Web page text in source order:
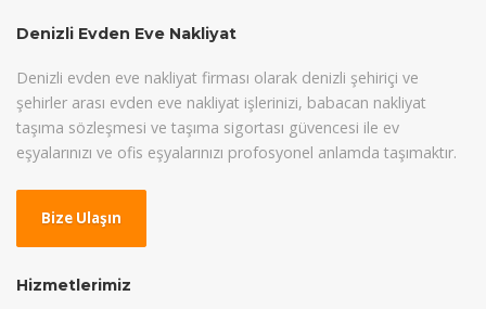
Denizli Evden Eve Nakliyat
Denizli evden eve nakliyat firması olarak denizli şehiriçi ve
şehirler arası evden eve nakliyat işlerinizi, babacan nakliyat
taşıma sözleşmesi ve taşıma sigortası güvencesi ile ev
eşyalarınızı ve ofis eşyalarınızı profosyonel anlamda taşımaktır.
Bize Ulaşın
Hizmetlerimiz